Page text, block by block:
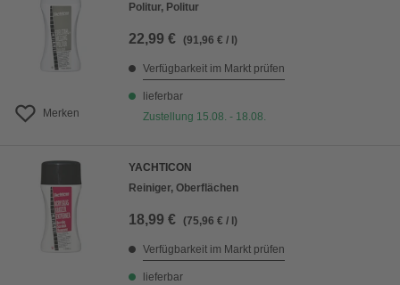
Merken
Politur, Politur
22,99 € (91,96 € / l)
Verfügbarkeit im Markt prüfen
lieferbar
Zustellung 15.08. - 18.08.
YACHTICON
Reiniger, Oberflächen
18,99 € (75,96 € / l)
Verfügbarkeit im Markt prüfen
lieferbar